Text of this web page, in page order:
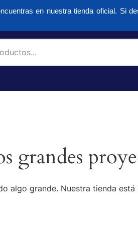
en nuestra tienda oficial. Si
grandes
algo grande. Nuestra tienda